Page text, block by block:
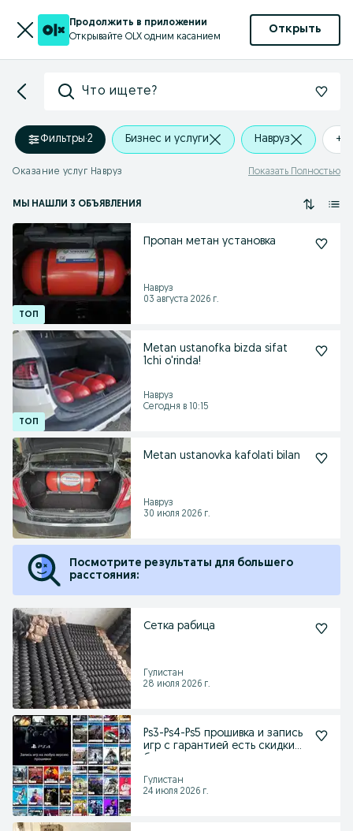
Продолжить в приложении
Открывайте OLX одним касанием
Открыть
Что ищете?
Фильтры·2 Бизнес и услуги Навруз +0
Оказание услуг Навруз Показать Полностью
МЫ НАШЛИ 3 ОБЪЯВЛЕНИЯ
Пропан метан установка
Навруз
03 августа 2026 г.
Metan ustanofka bizda sifat
1chi o'rinda!
Навруз
Сегодня в 10:15
Metan ustanovka kafolati bilan
Навруз
30 июля 2026 г.
Посмотрите результаты для большего
расстояния:
Сетка рабица
Гулистан
28 июля 2026 г.
Ps3-Ps4-Ps5 прошивка и запись
игр с гарантией есть скидки
Гулистан
24 июля 2026 г.